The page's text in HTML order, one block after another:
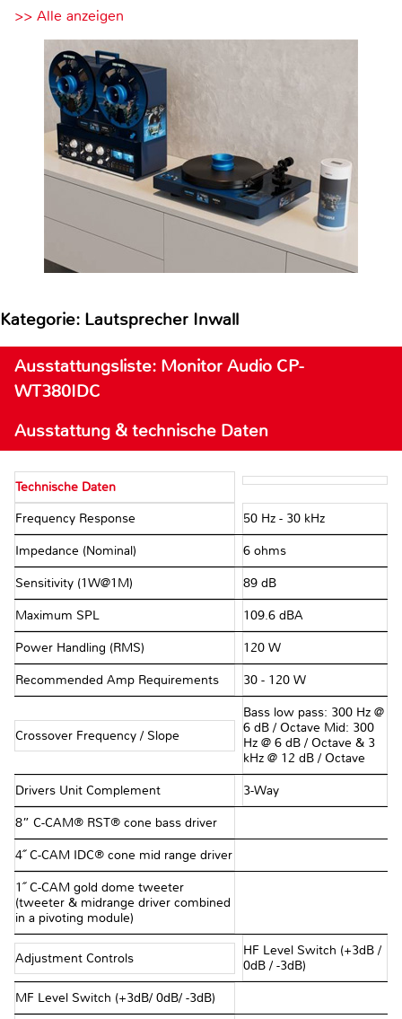
>> Alle anzeigen
Kategorie: Lautsprecher Inwall
Ausstattungsliste: Monitor Audio CP-
WT380IDC
Ausstattung & technische Daten
Technische Daten
Frequency Response 50 Hz - 30 kHz
Impedance (Nominal) 6 ohms
Sensitivity (1W@1M) 89 dB
Maximum SPL 109.6 dBA
Power Handling (RMS) 120 W
Recommended Amp Requirements 30 - 120 W
Crossover Frequency / Slope
Bass low pass: 300 Hz @
6 dB / Octave Mid: 300
Hz @ 6 dB / Octave & 3
kHz @ 12 dB / Octave
Drivers Unit Complement 3-Way
8” C-CAM® RST® cone bass driver
4˝ C-CAM IDC® cone mid range driver
1˝ C-CAM gold dome tweeter
(tweeter & midrange driver combined
in a pivoting module)
Adjustment Controls
HF Level Switch (+3dB /
0dB / -3dB)
MF Level Switch (+3dB/ 0dB/ -3dB)